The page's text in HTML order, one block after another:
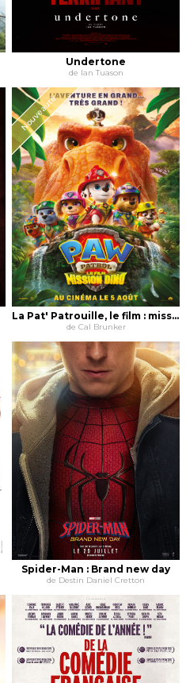
Undertone
de Ian Tuason
Nouveauté
La Pat' Patrouille, le film : mission dino
de Cal Brunker
Spider-Man : Brand new day
de Destin Daniel Cretton